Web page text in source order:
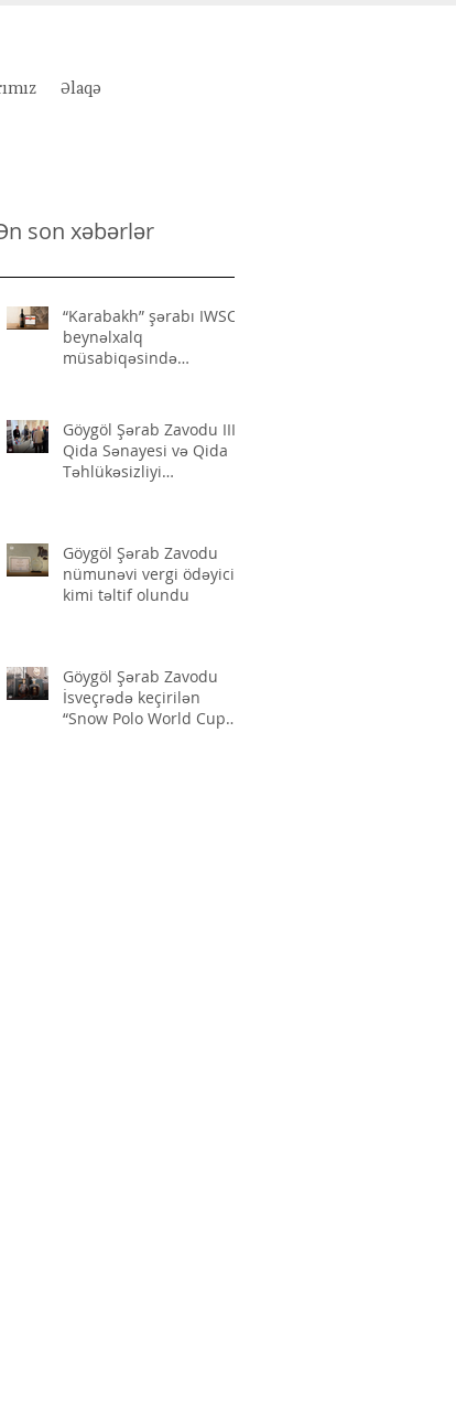
Əlaqə
son xəbərlər
“Karabakh” şərabı IWSC
beynəlxalq
müsabiqəsində
Göygöl Şərab Zavodu III
Qida Sənayesi və Qida
Təhlükəsizliyi
Göygöl Şərab Zavodu
nümunəvi vergi ödəyicisi
kimi təltif olundu
Göygöl Şərab Zavodu
İsveçrədə keçirilən
“Snow Polo World Cup